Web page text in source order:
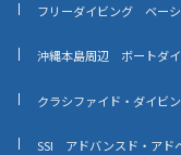
フリーダイビング ベー
沖縄本島周辺 ボートダ
クラシファイド・ダイビ
SSI アドバンスド・アド